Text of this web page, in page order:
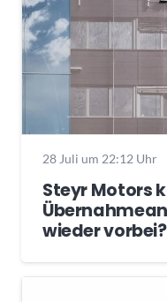
28 Juli um 22:12 Uhr
Steyr Motors
wieder vorbei?